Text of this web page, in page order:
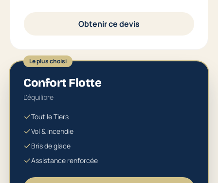
Obtenir ce devis
Le plus choisi
Confort Flotte
L'équilibre
Tout le Tiers
Vol & incendie
Bris de glace
Assistance renforcée